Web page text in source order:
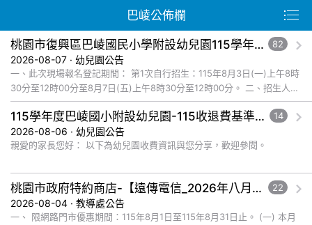
巴崚公佈欄
桃園市復興區巴崚國民小學附設幼兒園115學年度第1次自行招生新生錄取名單公告 82
2026-08-07 · 幼兒園公告
一、此次現場報名登記期間： 第1次自行招生：115年8月3日(一)上午8時
30分至12時00分至8月7日(五)上午8時30分至12時00分。 二、招生人
數： 錄取新生名... 觀看完整文章
115學年度巴崚國小附設幼兒園-115收退費基準及減免收費規定公告 14
2026-08-06 · 幼兒園公告
親愛的家長您好： 以下為幼兒園收費資訊與您分享，歡迎參閱。
桃園市政府特約商店-【遠傳電信_2026年八月爸企獻禮優惠活動】福利資訊 22
2026-08-04 · 教導處公告
一、 限網路門市優惠期間：115年8月1日至115年8月31日止。 (一) 本月